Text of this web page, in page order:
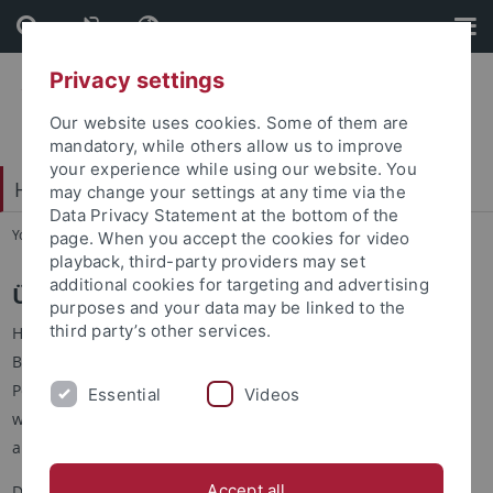
Skip
to
content
Skip
to
footer
Hochschulsport
You are here: Startseite ... Über uns
Über uns
Hier stellen wir euch vor, wer alles hinter dem SGM
BeTa
Personengruppen sich daran beteiligen. Gemeinsam können
wir das Thema Studierendengesundheit allumfassend
angehen!
Privacy settings
Our website uses cookies. Some of them are
mandatory, while others allow us to improve
your experience while using our website. You
may change your settings at any time via the
Data Privacy Statement at the bottom of the
page. When you accept the cookies for video
playback, third-party providers may set
additional cookies for targeting and advertising
purposes and your data may be linked to the
third party’s other services.
Essential Videos